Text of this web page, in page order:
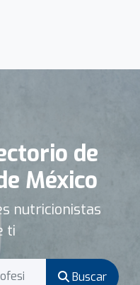
de
México
nutricionistas
ti
Buscar